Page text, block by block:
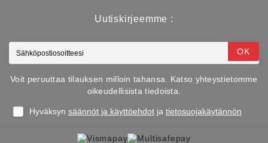
Uutiskirjeemme :
OK
Voit peruuttaa tilauksen milloin tahansa. Katso yhteystietomme
oikeudellisista tiedoista.
Hyväksyn säännöt ja käyttöehdot ja tietosuojakäytännön